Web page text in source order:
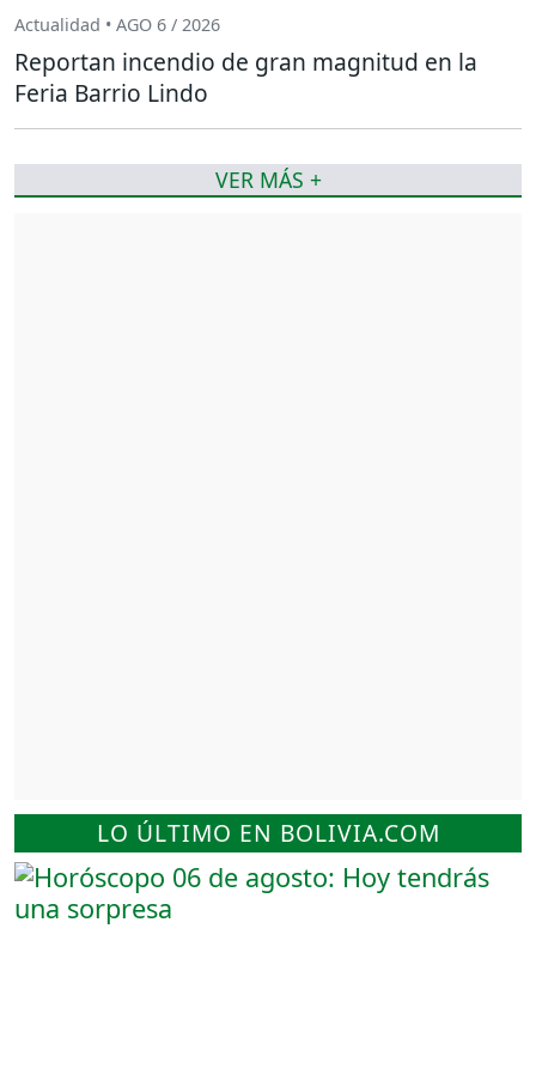
LO ÚLTIMO EN BOLIVIA.COM
Actualidad • AGO 6 / 2026
Reportan incendio de gran magnitud en la
Feria Barrio Lindo
VER MÁS +